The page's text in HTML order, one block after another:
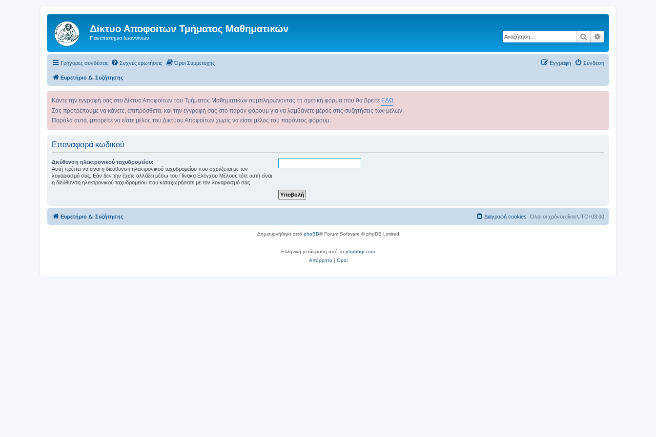
Δίκτυο Αποφοίτων Τμήματος Μαθηματικών
Πανεπιστήμιο Ιωαννίνων Αναζήτηση
Γρήγορες συνδέσεις Συχνές ερωτήσεις Όροι Συμμετοχής Σύνδεση
Εγγραφή
Ευρετήριο Δ. Συζήτησης
Κάντε την εγγραφή σας στο Δίκτυο Αποφοίτων του Τμήματος Μαθηματικών συμπληρώνοντας τη σχετική φόρμα που θα βρείτε ΕΔΩ
Σας προτρέπουμε να κάνετε, επιπρόσθετα, και την εγγραφή σας στο παρόν φόρουμ για να λαμβάνετε μέρος στις συζητήσεις των μελών.
Παρόλα αυτά, μπορείτε να είστε μέλος του Δικτύου Αποφοίτων χωρίς να είστε μέλος του παρόντος φόρουμ.
Επαναφορά κωδικού
Διεύθυνση ηλεκτρονικού ταχυδρομείου:
Αυτή πρέπει να είναι η διεύθυνση ηλεκτρονικού ταχυδρομείου που σχετίζεται με τον
λογαριασμό σας. Εάν δεν την έχετε αλλάξει μέσω του Πίνακα Ελέγχου Μέλους τότε αυτή είναι
η διεύθυνση ηλεκτρονικού ταχυδρομείου που καταχωρήσατε με τον λογαριασμό σας
Ευρετήριο Δ. Συζήτησης Όλοι οι χρόνοι είναι UTC+03:00
Διαγραφή cookies
Δημιουργήθηκε από phpBB® Forum Software © phpBB Limited
Ελληνική μετάφραση από το phpbbgr.com
Απόρρητο|Όροι